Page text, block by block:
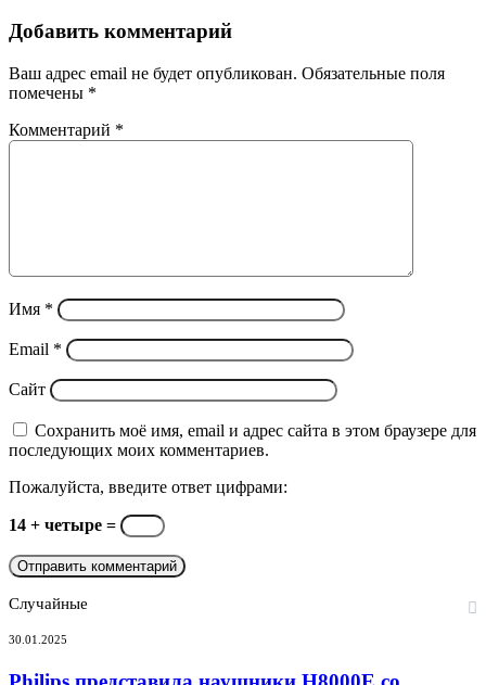
Добавить комментарий
Ваш адрес email не будет опубликован. Обязательные поля
помечены *
Комментарий *
Имя *
Email *
Сайт
Сохранить моё имя, email и адрес сайта в этом браузере для
последующих моих комментариев.
Пожалуйста, введите ответ цифрами:
14 + четыре =
Случайные
Philips
наушники
30.01.2025